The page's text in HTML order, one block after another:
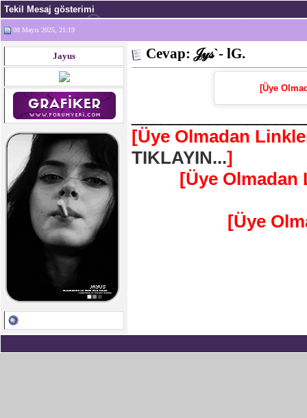
Tekil Mesaj gösterimi
08 Mayıs 2025, 21:19
Jayus Cevap: 𝒥𝓎𝓈`- lG.
[Üye
[Üye Olmadan
TIKLAYIN...]
[Üye
[Üye